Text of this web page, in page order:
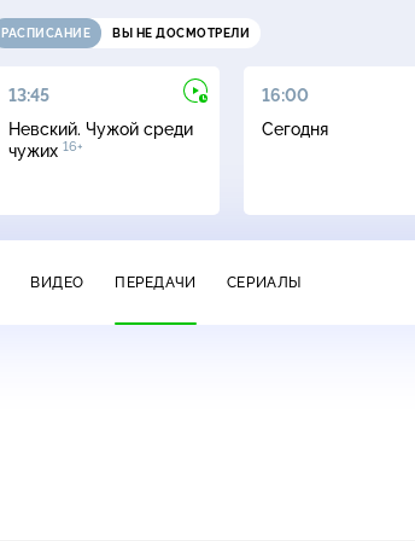
РАСПИСАНИЕ ВЫ НЕ ДОСМОТРЕЛИ
13:45
Невский. Чужой среди
чужих 16+
16:00
Сегодня
ВИДЕО ПЕРЕДАЧИ СЕРИАЛЫ